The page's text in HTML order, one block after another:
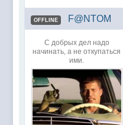
OFFLINE F@NTOM
С добрых дел надо
начинать, а не откупаться
ими.